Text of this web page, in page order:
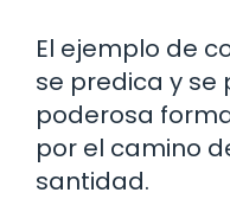
El ejemplo de
se predica y se
poderosa
por el camino
santidad.